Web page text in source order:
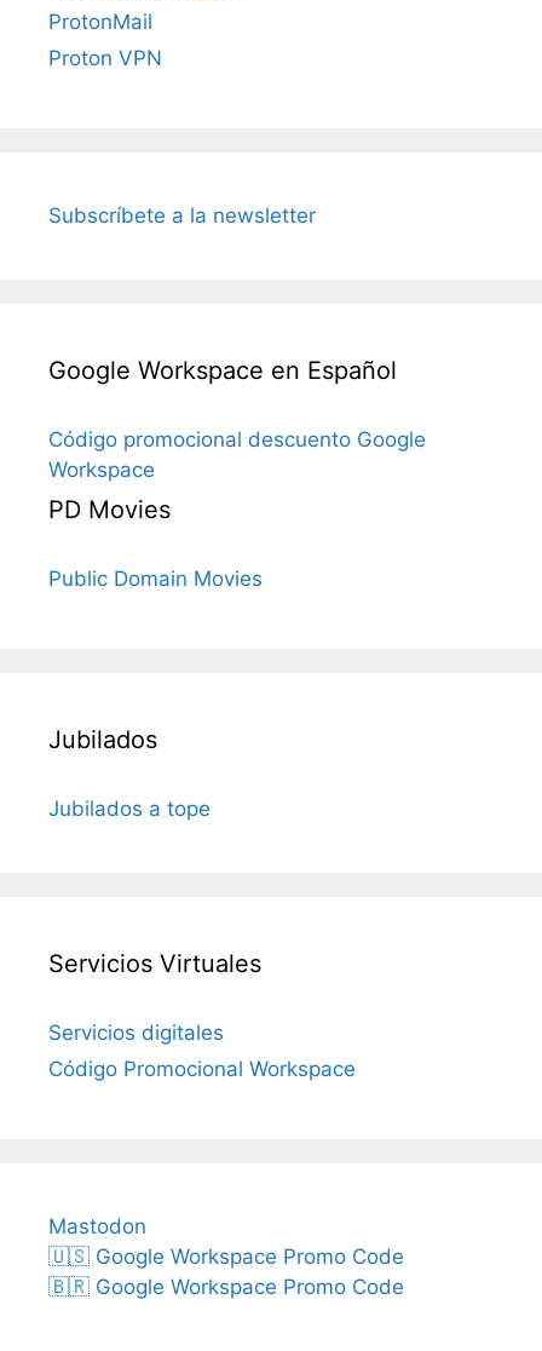
ProtonMail
Proton VPN
Subscríbete a la newsletter
Google Workspace en Español
Código promocional descuento Google
Workspace
PD Movies
Public Domain Movies
Jubilados
Jubilados a tope
Servicios Virtuales
Servicios digitales
Código Promocional Workspace
Mastodon
🇺🇸 Google Workspace Promo Code
🇧🇷 Google Workspace Promo Code